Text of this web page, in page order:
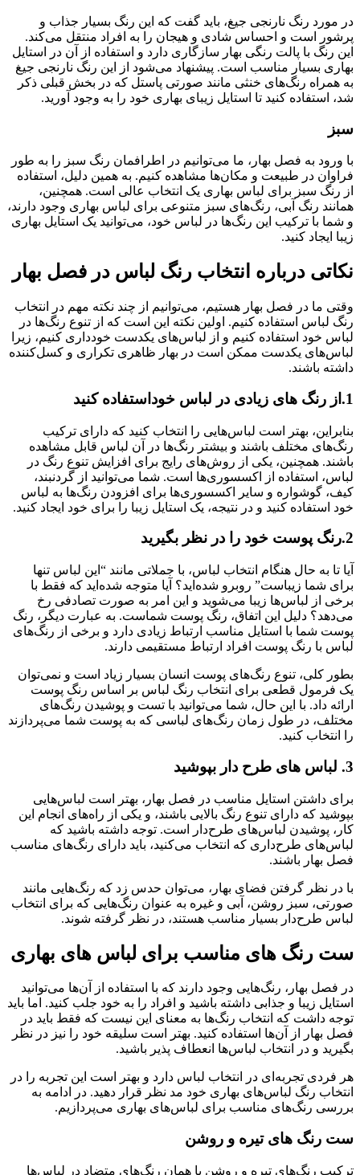
در مورد رنگ نارنجی جیغ، باید گفت که این رنگ بسیار جذاب و
پرشور است و احساس شادی و هیجان را به افراد منتقل می‌کند.
این رنگ با پالت رنگی بهار سازگاری دارد و استفاده از آن در استایل
بهاری بسیار مناسب است. پیشنهاد می‌شود از این رنگ نارنجی جیغ
به همراه رنگ‌های خنثی مانند صورتی پاستل که در بخش قبلی ذکر
شد، استفاده کنید تا استایل زیبای بهاری خود را به وجود آورید.
سبز
با ورود به فصل بهار، ما می‌توانیم در اطرافمان رنگ سبز را به طور
فراوان در طبیعت و مکان‌ها مشاهده کنیم. به همین دلیل، استفاده
از رنگ سبز برای لباس بهاری یک انتخاب عالی است. همچنین،
همانند رنگ آبی، رنگ‌های سبز متنوعی برای لباس بهاری وجود دارند،
و شما با ترکیب این رنگ‌ها در لباس خود، می‌توانید یک استایل بهاری
زیبا ایجاد کنید.
نکاتی درباره انتخاب رنگ لباس در فصل بهار
وقتی ما در فصل بهار هستیم، می‌توانیم از چند نکته مهم در انتخاب
رنگ لباس استفاده کنیم. اولین نکته این است که از تنوع رنگ‌ها در
لباس خود استفاده کنیم و از لباس‌های یکدست خودداری کنیم، زیرا
لباس‌های یکدست ممکن است در بهار ظاهری تکراری و کسل‌کننده
داشته باشند.
1.از رنگ های زیادی در لباس خوداستفاده کنید
بنابراین، بهتر است لباس‌هایی را انتخاب کنید که دارای ترکیب
رنگ‌های مختلف باشند و بیشتر رنگ‌ها در آن لباس قابل مشاهده
باشند. همچنین، یکی از روش‌های رایج برای افزایش تنوع رنگ در
لباس، استفاده از اکسسوری‌ها است. شما می‌توانید از گردنبند،
کیف، گوشواره و سایر اکسسوری‌ها برای افزودن رنگ‌ها به لباس
خود استفاده کنید و در نتیجه، یک استایل زیبا را برای خود ایجاد کنید.
2.رنگ پوست خود را در نظر بگیرید
آیا تا به حال هنگام انتخاب لباس، با جملاتی مانند “این لباس تنها
برای شما زیباست” روبرو شده‌اید؟ آیا متوجه شده‌اید که فقط با
برخی از لباس‌ها زیبا می‌شوید و این امر به صورت تصادفی رخ
می‌دهد؟ دلیل این اتفاق، رنگ پوست شماست. به عبارت دیگر، رنگ
پوست شما با استایل مناسب ارتباط زیادی دارد و برخی از رنگ‌های
لباس با رنگ پوست افراد ارتباط مستقیمی دارند.
بطور کلی، تنوع رنگ‌های پوست انسان بسیار زیاد است و نمی‌توان
یک فرمول قطعی برای انتخاب رنگ لباس بر اساس رنگ پوست
ارائه داد. با این حال، شما می‌توانید با تست و پوشیدن رنگ‌های
مختلف، در طول زمان رنگ‌های لباسی که به پوست شما می‌پردازند
را انتخاب کنید.
3. لباس های طرح دار بپوشید
برای داشتن استایل مناسب در فصل بهار، بهتر است لباس‌هایی
بپوشید که دارای تنوع رنگ بالایی باشند، و یکی از راه‌های انجام این
کار، پوشیدن لباس‌های طرح‌دار است. توجه داشته باشید که
لباس‌های طرح‌داری که انتخاب می‌کنید، باید دارای رنگ‌های مناسب
فصل بهار باشند.
با در نظر گرفتن فضای بهار، می‌توان حدس زد که رنگ‌هایی مانند
صورتی، سبز روشن، آبی و غیره به عنوان رنگ‌هایی که برای انتخاب
لباس طرح‌دار بسیار مناسب هستند، در نظر گرفته شوند.
ست رنگ های مناسب برای لباس های بهاری
در فصل بهار، رنگ‌هایی وجود دارند که با استفاده از آن‌ها می‌توانید
استایل زیبا و جذابی داشته باشید و افراد را به خود جلب کنید. اما باید
توجه داشت که انتخاب رنگ‌ها به معنای این نیست که فقط باید در
فصل بهار از آن‌ها استفاده کنید. بهتر است سلیقه خود را نیز در نظر
بگیرید و در انتخاب لباس‌ها انعطاف پذیر باشید.
هر فردی تجربه‌ای در انتخاب لباس دارد و بهتر است این تجربه را در
انتخاب رنگ لباس‌های بهاری خود مد نظر قرار دهید. در ادامه به
بررسی رنگ‌های مناسب برای لباس‌های بهاری می‌پردازیم.
ست رنگ های تیره و روشن
ترکیب رنگ‌های تیره و روشن یا همان رنگ‌های متضاد در لباس‌ها